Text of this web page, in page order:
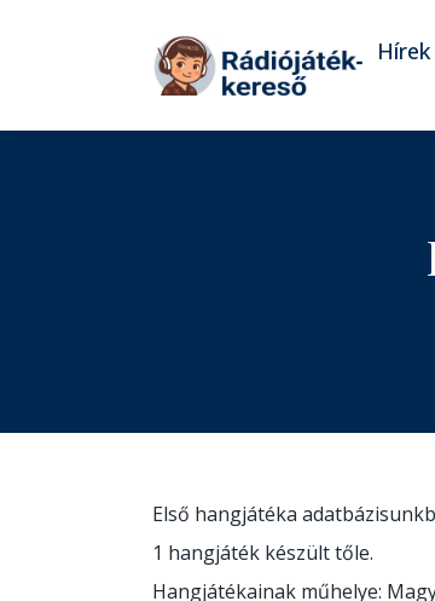
Tovább a tartalomhoz
Hírek
Első hangjátéka
1 hangjáték készült tőle.
Hangjátékainak műhelye: